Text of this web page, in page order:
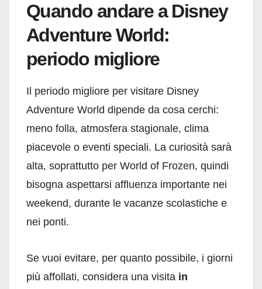
Quando andare a Disney
Adventure World:
periodo migliore
Il periodo migliore per visitare Disney
Adventure World dipende da cosa cerchi:
meno folla, atmosfera stagionale, clima
piacevole o eventi speciali. La curiosità sarà
alta, soprattutto per World of Frozen, quindi
bisogna aspettarsi affluenza importante nei
weekend, durante le vacanze scolastiche e
nei ponti.
Se vuoi evitare, per quanto possibile, i giorni
più affollati, considera una visita in